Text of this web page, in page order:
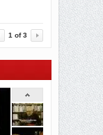
1 of3